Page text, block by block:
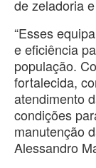
de zeladoria
“Esses
e eficiência
população.
fortalecida,
atendimento
condições
manutenção
Alessandro